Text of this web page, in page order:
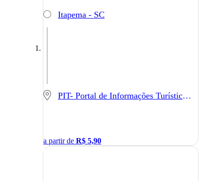
Itapema - SC
PIT- Portal de Informações Turísticas - Balneário Camboriú - SC
a partir de R$ 5,90